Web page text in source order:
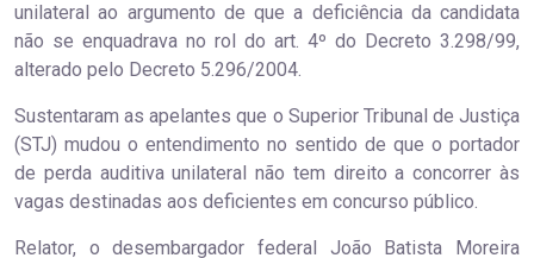
unilateral ao argumento de que a deficiência da candidata
não se enquadrava no rol do art. 4º do Decreto 3.298/99,
alterado pelo Decreto 5.296/2004.
Sustentaram as apelantes que o Superior Tribunal de Justiça
(STJ) mudou o entendimento no sentido de que o portador
de perda auditiva unilateral não tem direito a concorrer às
vagas destinadas aos deficientes em concurso público.
Relator, o desembargador federal João Batista Moreira